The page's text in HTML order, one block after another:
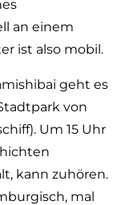
an einem
ist also mobil.
geht es
von
Um 15 Uhr
kann zuhören.
mal